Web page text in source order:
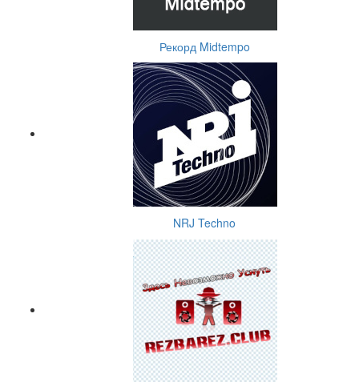
Рекорд Midtempo
NRJ Techno